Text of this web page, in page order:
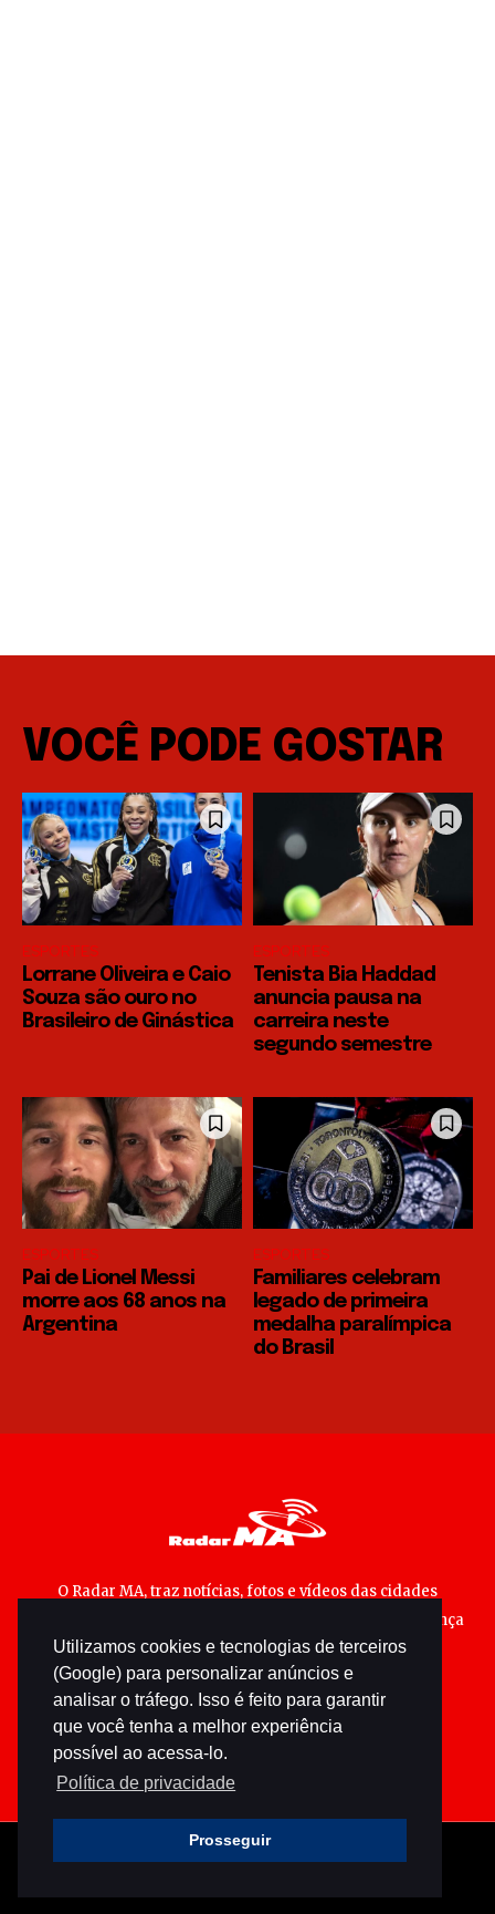
Utilizamos cookies e tecnologias de terceiros
(Google) para personalizar anúncios e
analisar o tráfego. Isso é feito para garantir
que você tenha a melhor experiência
possível ao acessa-lo.
Política de privacidade
Prosseguir
VOCÊ PODE GOSTAR
ESPORTES
Lorrane Oliveira e Caio
Souza são ouro no
Brasileiro de Ginástica
ESPORTES
Tenista Bia Haddad
anuncia pausa na
carreira neste
segundo semestre
ESPORTES
Pai de Lionel Messi
morre aos 68 anos na
Argentina
ESPORTES
Familiares celebram
legado de primeira
medalha paralímpica
do Brasil
O Radar MA, traz notícias, fotos e vídeos das cidades
maranhenses; matérias especiais sobre política, segurança
pública e cultura popular.